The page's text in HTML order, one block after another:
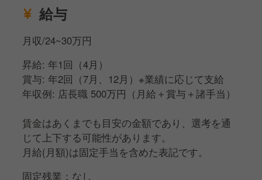
給与
月収/24~30万円
昇給: 年1回（4月）
賞与: 年2回（7月、12月）※業績に応じて支給
年収例: 店長職 500万円（月給＋賞与＋諸手当）
賃金はあくまでも目安の金額であり、選考を通
じて上下する可能性があります。
月給(月額)は固定手当を含めた表記です。
固定残業：なし